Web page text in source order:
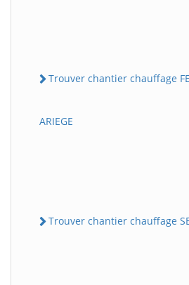
Trouver chantier chauffage
ARIEGE
Trouver chantier chauffage